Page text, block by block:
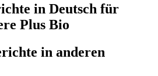
in Deutsch für
Plus Bio
in anderen